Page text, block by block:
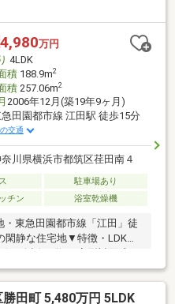
万円
4LDK
積188.9m2
積257.06m2
2006年12月(築19年9ヶ月)
田園都市線 江田駅 徒歩15分
交通
川県横浜市都筑区荏田南４
駐車場あり
チン 浴室乾燥機
東急田園都市線「江田」徒
閑静な住宅地▼特徴・LDKは
・通風良好な全居室2面採光
外リフォーム履歴【2023年
)【2025年12月】全館空調シ
田町 5,480万円 5LDK